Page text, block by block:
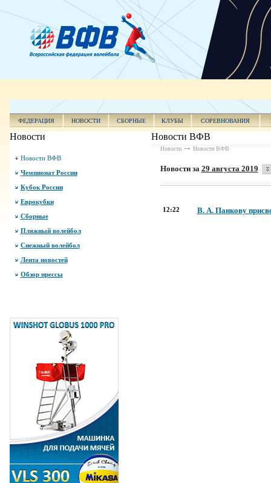
ФЕДЕРАЦИЯ НОВОСТИ СБОРНЫЕ КЛУБЫ СОРЕВНОВАНИЯ
Новости
Новости ВФВ
Чемпионат России
Кубок России
Еврокубки
Сборные
Пляжный волейбол
Снежный волейбол
Лента новостей
Обзор прессы
Новости ВФВ
Новости Новости ВФВ
Новости за 29 августа 2019
12:22 В. А. Панкову